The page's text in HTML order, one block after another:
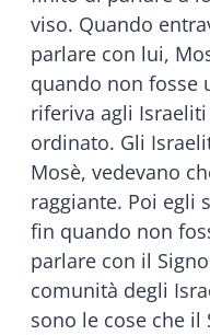
viso. Quando
parlare con lui,
quando non fosse
riferiva agli
ordinato. Gli
Mosè, vedevano
raggiante. Poi egli
fin quando non
parlare con il
comunità degli
sono le cose che il